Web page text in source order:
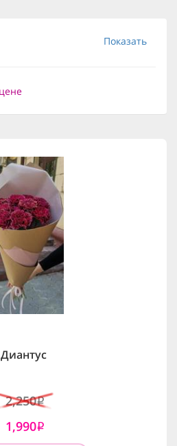
Показать
Диантус
2,250i
1,990i